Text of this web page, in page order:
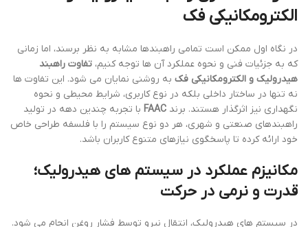
الکترومکانیکی فک
در نگاه اول ممکن است تمامی راهبندها مشابه به نظر برسند، اما زمانی
که به جزئیات فنی و نحوه عملکرد آن ها توجه کنیم، تفاوت راهبند
هیدرولیک و الکترومکانیکی فک به روشنی نمایان می شود. این تفاوت ها
نه تنها در ساختار داخلی بلکه در نوع کاربری، شرایط محیطی و نحوه
نگهداری نیز اثرگذار هستند. برند FAAC با تجربه چندین دهه در تولید
راهبندهای صنعتی و شهری، هر دو نوع سیستم را با فلسفه طراحی خاص
خود ارائه کرده تا پاسخگوی نیازهای متنوع کاربران باشد.
مکانیزم عملکرد در سیستم های هیدرولیک؛
قدرت و نرمی در حرکت
در سیستم های هیدرولیک، انتقال نیرو توسط فشار روغن انجام می شود.